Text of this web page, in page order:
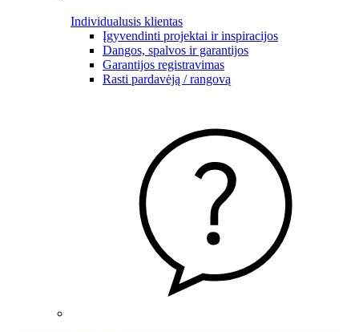
Individualusis klientas
Įgyvendinti projektai ir inspiracijos
Dangos, spalvos ir garantijos
Garantijos registravimas
Rasti pardavėją / rangovą